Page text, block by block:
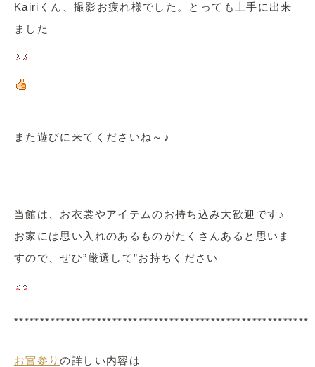
Kairiくん、撮影お疲れ様でした。とっても上手に出来
ました
また遊びに来てくださいね～♪
当館は、お衣裳やアイテムのお持ち込み大歓迎です♪
お家には思い入れのあるものがたくさんあると思いま
すので、ぜひ”厳選して”お持ちください
*********************************************************
お宮参りの詳しい内容は